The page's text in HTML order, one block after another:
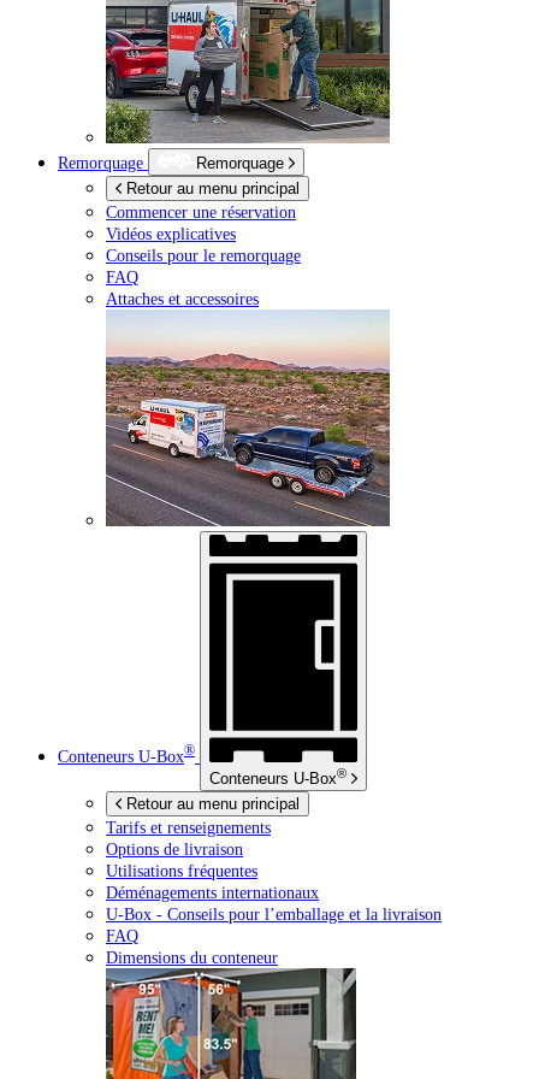
Remorquage
Remorquage
Retour au menu principal
Commencer une réservation
Vidéos explicatives
Conseils pour le remorquage
FAQ
Attaches et accessoires
Conteneurs U-Box®
Conteneurs U-Box®
Retour au menu principal
Tarifs et renseignements
Options de livraison
Utilisations fréquentes
Déménagements internationaux
U-Box - Conseils pour l’emballage et la livraison
FAQ
Dimensions du conteneur